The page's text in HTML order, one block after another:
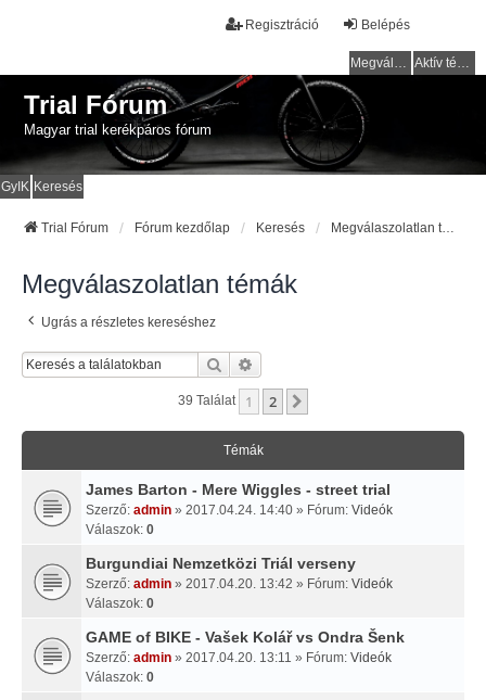
Belépés
Regisztráció
Megválaszolatlan témák Aktív témák
Trial Fórum
Magyar trial kerékpáros fórum
GyIK Keresés
Trial Fórum Fórum kezdőlap Keresés
Megválaszolatlan témák
Ugrás a részletes kereséshez
Keresés
39 Találat 1 2
Témák
James Barton - Mere Wiggles - street trial
Szerző: admin » 2017.04.24. 14:40 » Fórum: Videók
Válaszok: 0
Burgundiai Nemzetközi Triál verseny
Szerző: admin » 2017.04.20. 13:42 » Fórum: Videók
Válaszok: 0
GAME of BIKE - Vašek Kolář vs Ondra Šenk
Szerző: admin » 2017.04.20. 13:11 » Fórum: Videók
Válaszok: 0